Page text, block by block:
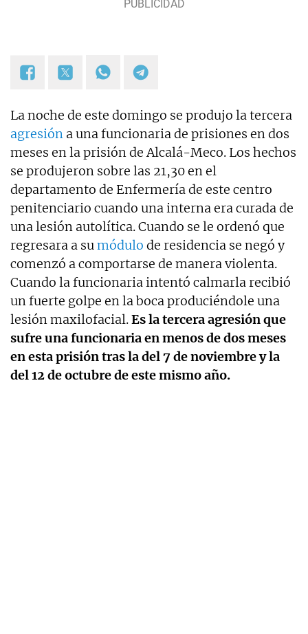
La noche de este domingo se produjo la tercera
agresión a una funcionaria de prisiones en dos
meses en la prisión de Alcalá-Meco. Los hechos
se produjeron sobre las 21,30 en el
departamento de Enfermería de este centro
penitenciario cuando una interna era curada de
una lesión autolítica. Cuando se le ordenó que
regresara a sumódulo de residencia se negó y
comenzó a comportarse de manera violenta.
Cuando la funcionaria intentó calmarla recibió
un fuerte golpe en la boca produciéndole una
lesión maxilofacial.Es la tercera agresión que
sufre una funcionaria en menos de dos meses
en esta prisión tras la del 7 de noviembre y la
del 12 de octubre de este mismo año.